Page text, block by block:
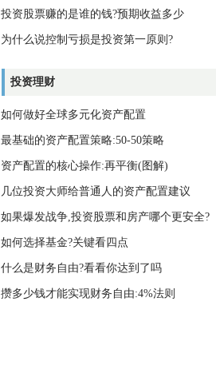
投资股票赚的是谁的钱?预期收益多少
为什么说控制亏损是投资第一原则?
投资理财
如何做好全球多元化资产配置
最基础的资产配置策略:50-50策略
资产配置的核心操作:再平衡(图解)
几位投资大师给普通人的资产配置建议
如果爆发战争,投资股票和房产哪个更安全?
如何选择基金?关键看四点
什么是财务自由?看看你达到了吗
攒多少钱才能实现财务自由:4%法则